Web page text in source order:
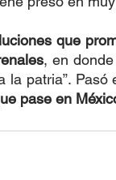
que
, en
la patria”.
pase en